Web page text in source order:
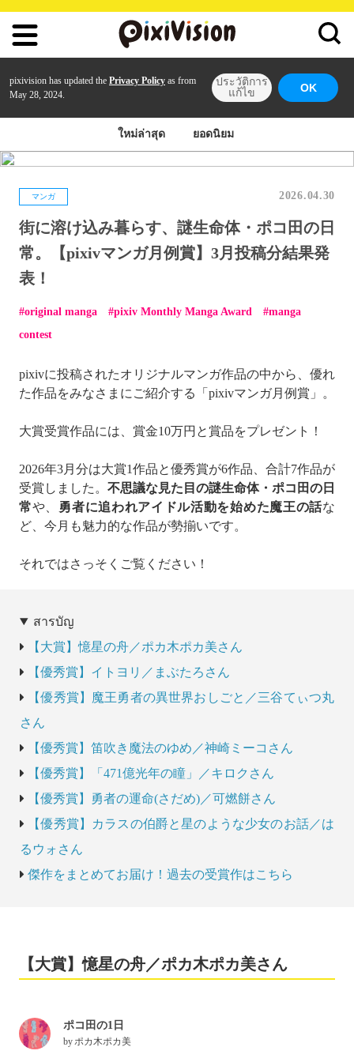
pixivision has updated the Privacy Policy as from
May 28, 2024.
ประวัติการ
แก้ไข
OK
ใหม่ล่าสุด ยอดนิยม
マンガ 2026.04.30
街に溶け込み暮らす、謎生命体・ポコ田の日
常。【pixivマンガ月例賞】3月投稿分結果発
表！
original manga pixiv Monthly Manga Award
manga
contest
pixivに投稿されたオリジナルマンガ作品の中から、優れ
た作品をみなさまにご紹介する「pixivマンガ月例賞」。
大賞受賞作品には、賞金10万円と賞品をプレゼント！
2026年3月分は大賞1作品と優秀賞が6作品、合計7作品が
受賞しました。 不思議な見た目の謎生命体・ポコ田の日
常や、 勇者に追われアイドル活動を始めた魔王の話な
ど、今月も魅力的な作品が勢揃いです。
それではさっそくご覧ください！
สารบัญ
【大賞】憶星の舟／ポカ木ポカ美さん
【優秀賞】イトヨリ／まぶたろさん
【優秀賞】魔王勇者の異世界おしごと／三谷てぃつ丸
さん
【優秀賞】笛吹き魔法のゆめ／神崎ミーコさん
【優秀賞】「471億光年の瞳」／キロクさん
【優秀賞】勇者の運命(さだめ)／可燃餅さん
【優秀賞】カラスの伯爵と星のような少女のお話／は
るウォさん
傑作をまとめてお届け！過去の受賞作はこちら
【大賞】憶星の舟／ポカ木ポカ美さん
ポコ田の1日
byポカ木ポカ美